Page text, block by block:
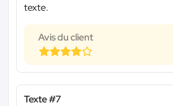
texte.
Avis du client
Texte #7